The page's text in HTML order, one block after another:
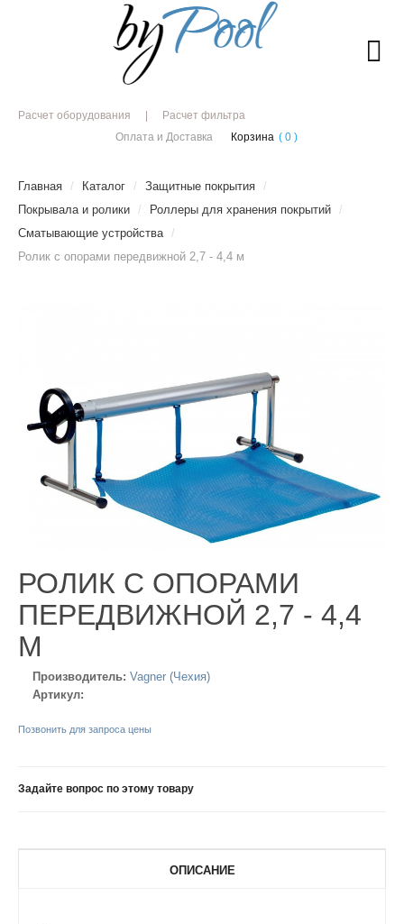
Расчет оборудования
Расчет фильтра
Оплата и Доставка
Корзина ( 0 )
Главная / Каталог / Защитные покрытия /
Покрывала и ролики / Роллеры для хранения покрытий /
Сматывающие устройства /
Ролик с опорами передвижной 2,7 - 4,4 м
РОЛИК С ОПОРАМИ
ПЕРЕДВИЖНОЙ 2,7 - 4,4
М
Производитель: Vagner (Чехия)
Артикул:
Позвонить для запроса цены
Задайте вопрос по этому товару
ОПИСАНИЕ